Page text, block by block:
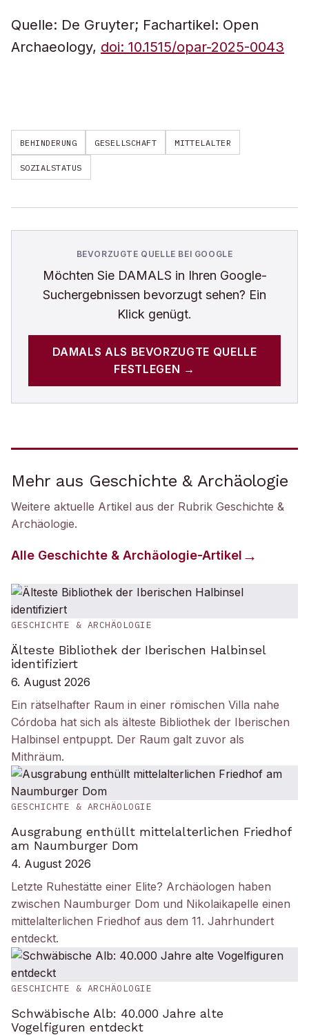
Quelle: De Gruyter; Fachartikel: Open
Archaeology, doi: 10.1515/opar-2025-0043
BEHINDERUNG GESELLSCHAFT MITTELALTER
SOZIALSTATUS
BEVORZUGTE QUELLE BEI GOOGLE
Möchten Sie DAMALS in Ihren Google-
Suchergebnissen bevorzugt sehen? Ein
Klick genügt.
DAMALS ALS BEVORZUGTE QUELLE
FESTLEGEN →
Mehr aus Geschichte & Archäologie
Weitere aktuelle Artikel aus der Rubrik Geschichte &
Archäologie.
Alle Geschichte & Archäologie-Artikel
GESCHICHTE & ARCHÄOLOGIE
Älteste Bibliothek der Iberischen Halbinsel
identifiziert
6. August 2026
Ein rätselhafter Raum in einer römischen Villa nahe
Córdoba hat sich als älteste Bibliothek der Iberischen
Halbinsel entpuppt. Der Raum galt zuvor als
Mithräum.
GESCHICHTE & ARCHÄOLOGIE
Ausgrabung enthüllt mittelalterlichen Friedhof
am Naumburger Dom
4. August 2026
Letzte Ruhestätte einer Elite? Archäologen haben
zwischen Naumburger Dom und Nikolaikapelle einen
mittelalterlichen Friedhof aus dem 11. Jahrhundert
entdeckt.
GESCHICHTE & ARCHÄOLOGIE
Schwäbische Alb: 40.000 Jahre alte
Vogelfiguren entdeckt